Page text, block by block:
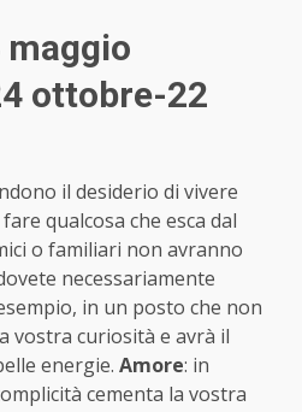
maggio
ottobre-22
il desiderio di vivere
qualcosa che esca dal
o familiari non avranno
necessariamente
in un posto che non
vostra curiosità e avrà il
energie. Amore: in
cementa la vostra